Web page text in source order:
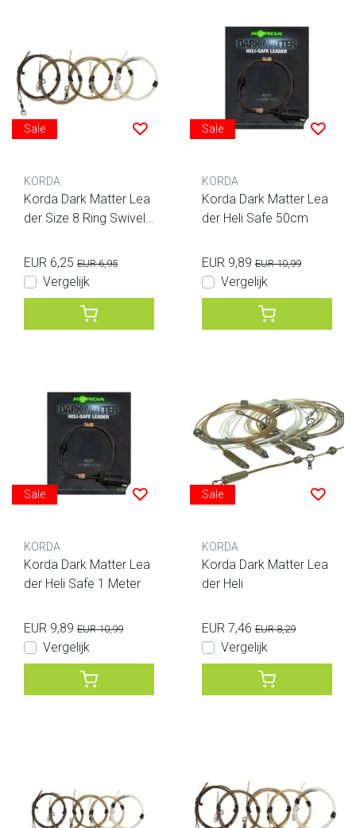
Sale
KORDA
Korda Dark Matter Lea
der Size 8 Ring Swivel
EUR 6,25 EUR 6,95
Vergelijk
Sale
KORDA
Korda Dark Matter Lea
der Heli Safe 50cm
EUR 9,89 EUR 10,99
Vergelijk
Sale
KORDA
Korda Dark Matter Lea
der Heli Safe 1 Meter
EUR 9,89 EUR 10,99
Vergelijk
Sale
KORDA
Korda Dark Matter Lea
der Heli
EUR 7,46 EUR 8,29
Vergelijk